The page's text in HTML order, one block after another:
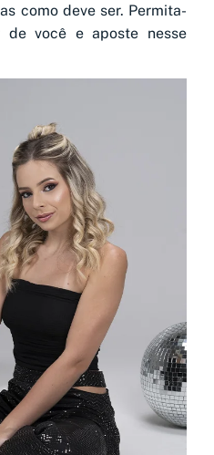
como deve ser. Permita-
de você e aposte nesse